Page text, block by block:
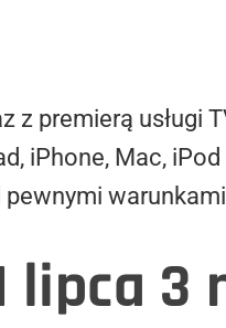
premierą usługi
iPhone, Mac,
lipca 3